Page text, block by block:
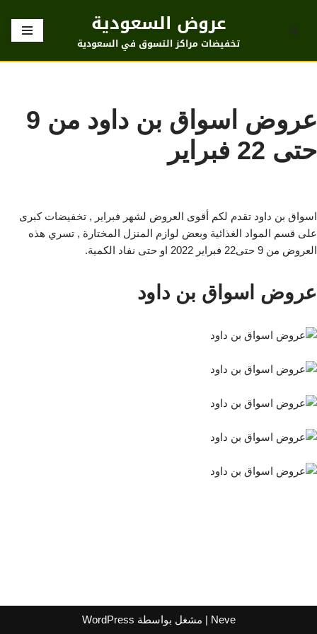
تخطى
عروض السعودية
تخفيضات مراكز التسوق في السعودية
عروض اسواق بن داود من 9
حتى 22 فبراير
اسواق بن داود تقدم لكم أقوى العروض لشهر فبراير , تخفيضات كبرى
على قسم المواد الغذائية وبعض لوازم المنزل المختارة , تسري هذه
العروض من 9 حتى22 فبراير 2022 او حتى نفاد الكمية.
عروض اسواق بن داود
Neve | مشغل بواسطة WordPress
اشترك لتصلك عروض مراكز التسوق